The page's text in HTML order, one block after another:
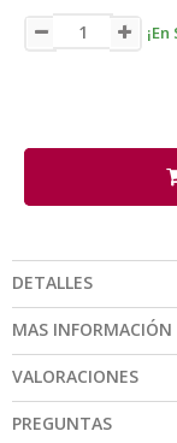
DETALLES
MAS INFORMACIÓN
VALORACIONES
PREGUNTAS